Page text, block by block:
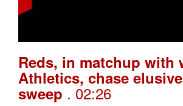
Reds, in matchup with
Athletics, chase
sweep . 02:26